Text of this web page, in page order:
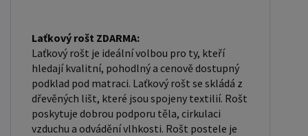
Laťkový rošt ZDARMA:
Laťkový rošt je ideální volbou pro ty, kteří
hledají kvalitní, pohodlný a cenově dostupný
podklad pod matraci. Laťkový rošt se skládá z
dřevěných lišt, které jsou spojeny textilií. Rošt
poskytuje dobrou podporu těla, cirkulaci
vzduchu a odvádění vlhkosti. Rošt postele je